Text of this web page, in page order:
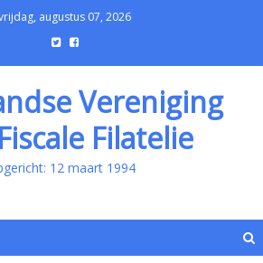
augustus 07, 2026
Vereniging
Filatelie
12 maart 1994